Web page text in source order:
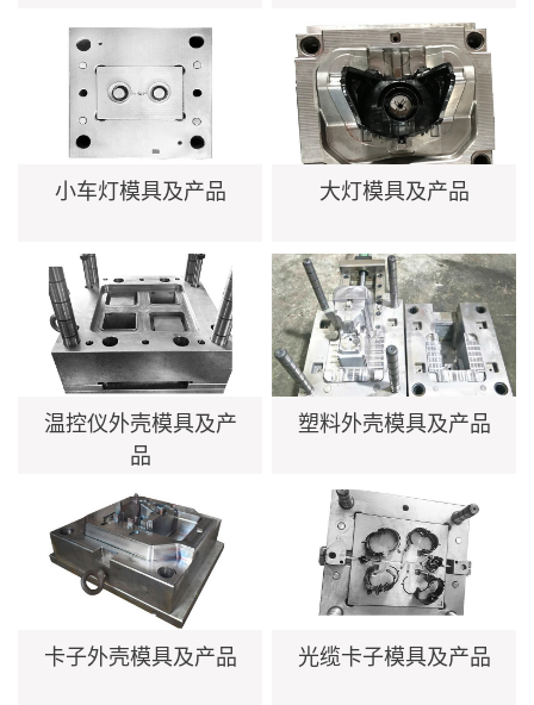
小车灯模具及产品 大灯模具及产品
温控仪外壳模具及产
品
塑料外壳模具及产品
卡子外壳模具及产品 光缆卡子模具及产品